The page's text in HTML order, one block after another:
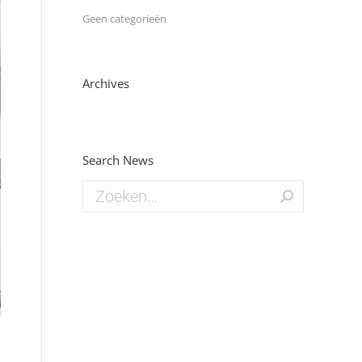
Geen categorieën
Archives
Search News
Zoeken: